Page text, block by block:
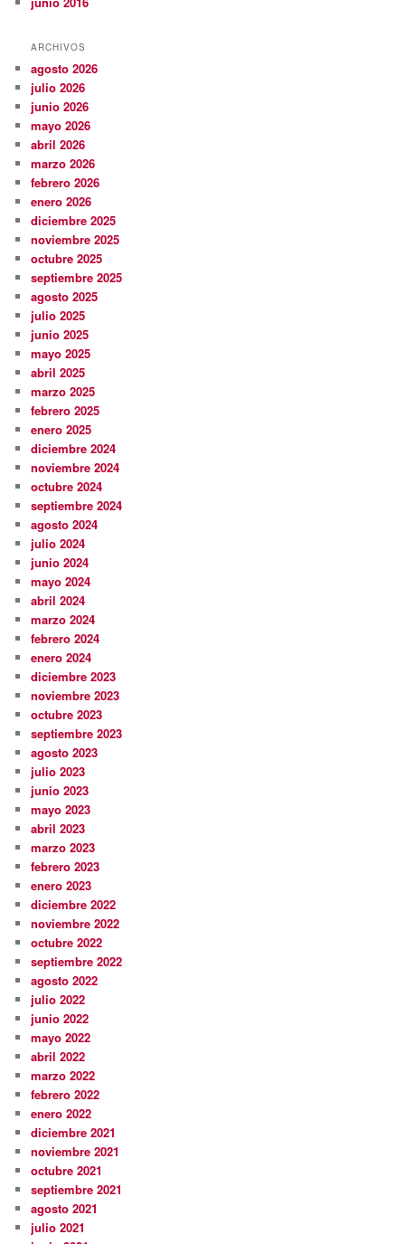
ARCHIVOS
agosto 2026
julio 2026
junio 2026
mayo 2026
abril 2026
marzo 2026
febrero 2026
enero 2026
diciembre 2025
noviembre 2025
octubre 2025
septiembre 2025
agosto 2025
julio 2025
junio 2025
mayo 2025
abril 2025
marzo 2025
febrero 2025
enero 2025
diciembre 2024
noviembre 2024
octubre 2024
septiembre 2024
agosto 2024
julio 2024
junio 2024
mayo 2024
abril 2024
marzo 2024
febrero 2024
enero 2024
diciembre 2023
noviembre 2023
octubre 2023
septiembre 2023
agosto 2023
julio 2023
junio 2023
mayo 2023
abril 2023
marzo 2023
febrero 2023
enero 2023
diciembre 2022
noviembre 2022
octubre 2022
septiembre 2022
agosto 2022
julio 2022
junio 2022
mayo 2022
abril 2022
marzo 2022
febrero 2022
enero 2022
diciembre 2021
noviembre 2021
octubre 2021
septiembre 2021
agosto 2021
julio 2021